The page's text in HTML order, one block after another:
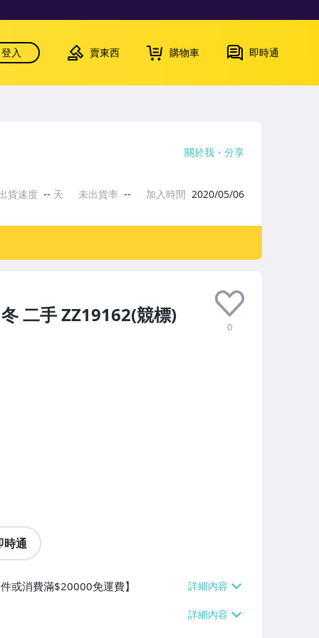
登入 賣東西 購物車 即時通
二手 ZZ19162(競標)
0
時通
或消費滿$20000免運費】
關於我 分享
貨速度 -- 天 未出貨率 -- 加入時間 2020/05/06